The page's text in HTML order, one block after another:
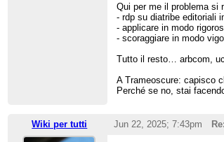
Qui per me il problema si
- rdp su diatribe editoriali
- applicare in modo
- scoraggiare in modo
Tutto il resto… arbcom,
A Trameoscure: capisco
Perché se no, stai
Wiki per tutti Jun 22, 2025; 7:43pm